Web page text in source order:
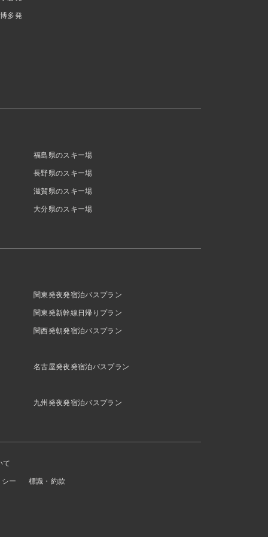
博多発
福島県のスキー場
長野県のスキー場
滋賀県のスキー場
大分県のスキー場
関東発夜発宿泊バスプラン
関東発新幹線日帰りプラン
関西発朝発宿泊バスプラン
名古屋発夜発宿泊バスプラン
九州発夜発宿泊バスプラン
て
ー 標識・約款